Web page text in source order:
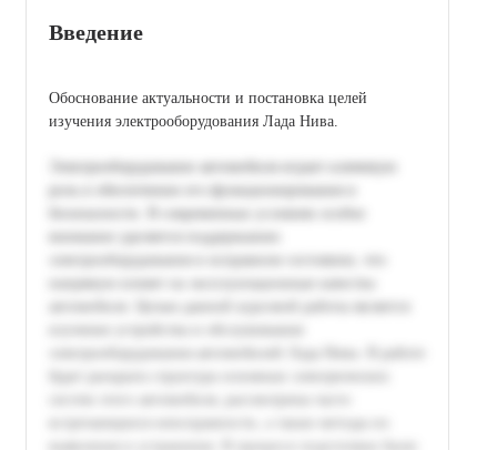
Введение
Обоснование актуальности и постановка целей
изучения электрооборудования Лада Нива.